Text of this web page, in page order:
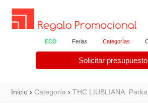
ECO Ferias Categorías
Solicitar presupuesto
Inicio ›Categoría ›THC LIUBLIANA.